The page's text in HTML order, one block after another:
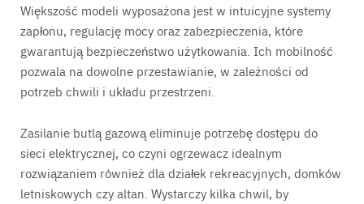
Większość modeli wyposażona jest w intuicyjne systemy
zapłonu, regulację mocy oraz zabezpieczenia, które
gwarantują bezpieczeństwo użytkowania. Ich mobilność
pozwala na dowolne przestawianie, w zależności od
potrzeb chwili i układu przestrzeni.
Zasilanie butlą gazową eliminuje potrzebę dostępu do
sieci elektrycznej, co czyni ogrzewacz idealnym
rozwiązaniem również dla działek rekreacyjnych, domków
letniskowych czy altan. Wystarczy kilka chwil, by